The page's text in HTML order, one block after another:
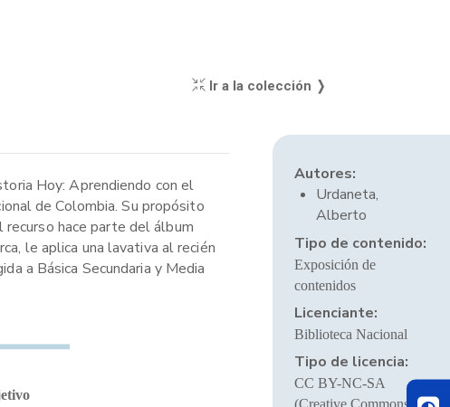
Ir a la colección ❭
Hoy: Aprendiendo con el
de Colombia. Su propósito
hace parte del álbum
le aplica una lavativa al recién
a Básica Secundaria y Media
Autores:
Urdaneta,
Alberto
Tipo de contenido:
Exposición de
contenidos
Licenciante:
Biblioteca Nacional
Tipo de licencia:
CC BY-NC-SA
(Creative Commons